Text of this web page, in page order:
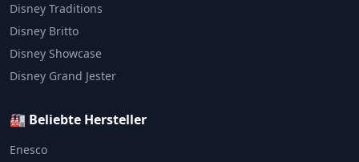
Disney Traditions
Disney Britto
Disney Showcase
Disney Grand Jester
🏭 Beliebte Hersteller
Enesco